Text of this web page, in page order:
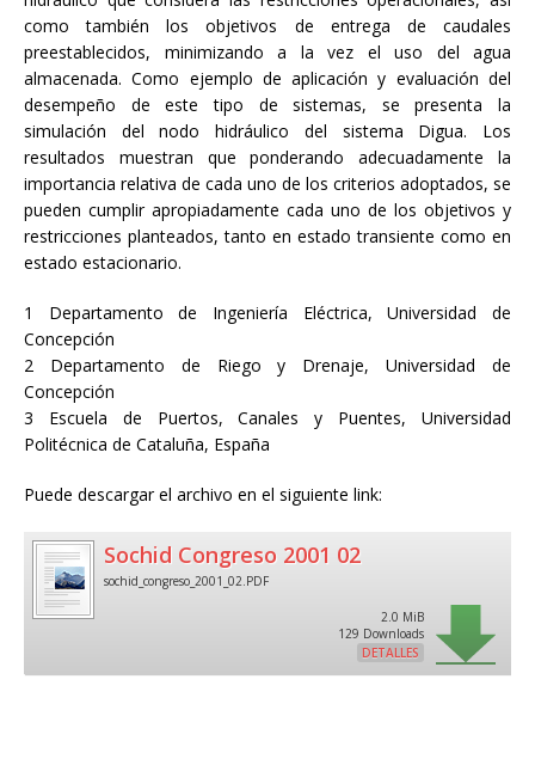
como también los objetivos de entrega de caudales
preestablecidos, minimizando a la vez el uso del agua
almacenada. Como ejemplo de aplicación y evaluación del
desempeño de este tipo de sistemas, se presenta la
simulación del nodo hidráulico del sistema Digua. Los
resultados muestran que ponderando adecuadamente la
importancia relativa de cada uno de los criterios adoptados, se
pueden cumplir apropiadamente cada uno de los objetivos y
restricciones planteados, tanto en estado transiente como en
estado estacionario.
1 Departamento de Ingeniería Eléctrica, Universidad de
Concepción
2 Departamento de Riego y Drenaje, Universidad de
Concepción
3 Escuela de Puertos, Canales y Puentes, Universidad
Politécnica de Cataluña, España
Puede descargar el archivo en el siguiente link:
Sochid Congreso 2001 02
sochid_congreso_2001_02.PDF
2.0 MiB
129 Downloads
DETALLES